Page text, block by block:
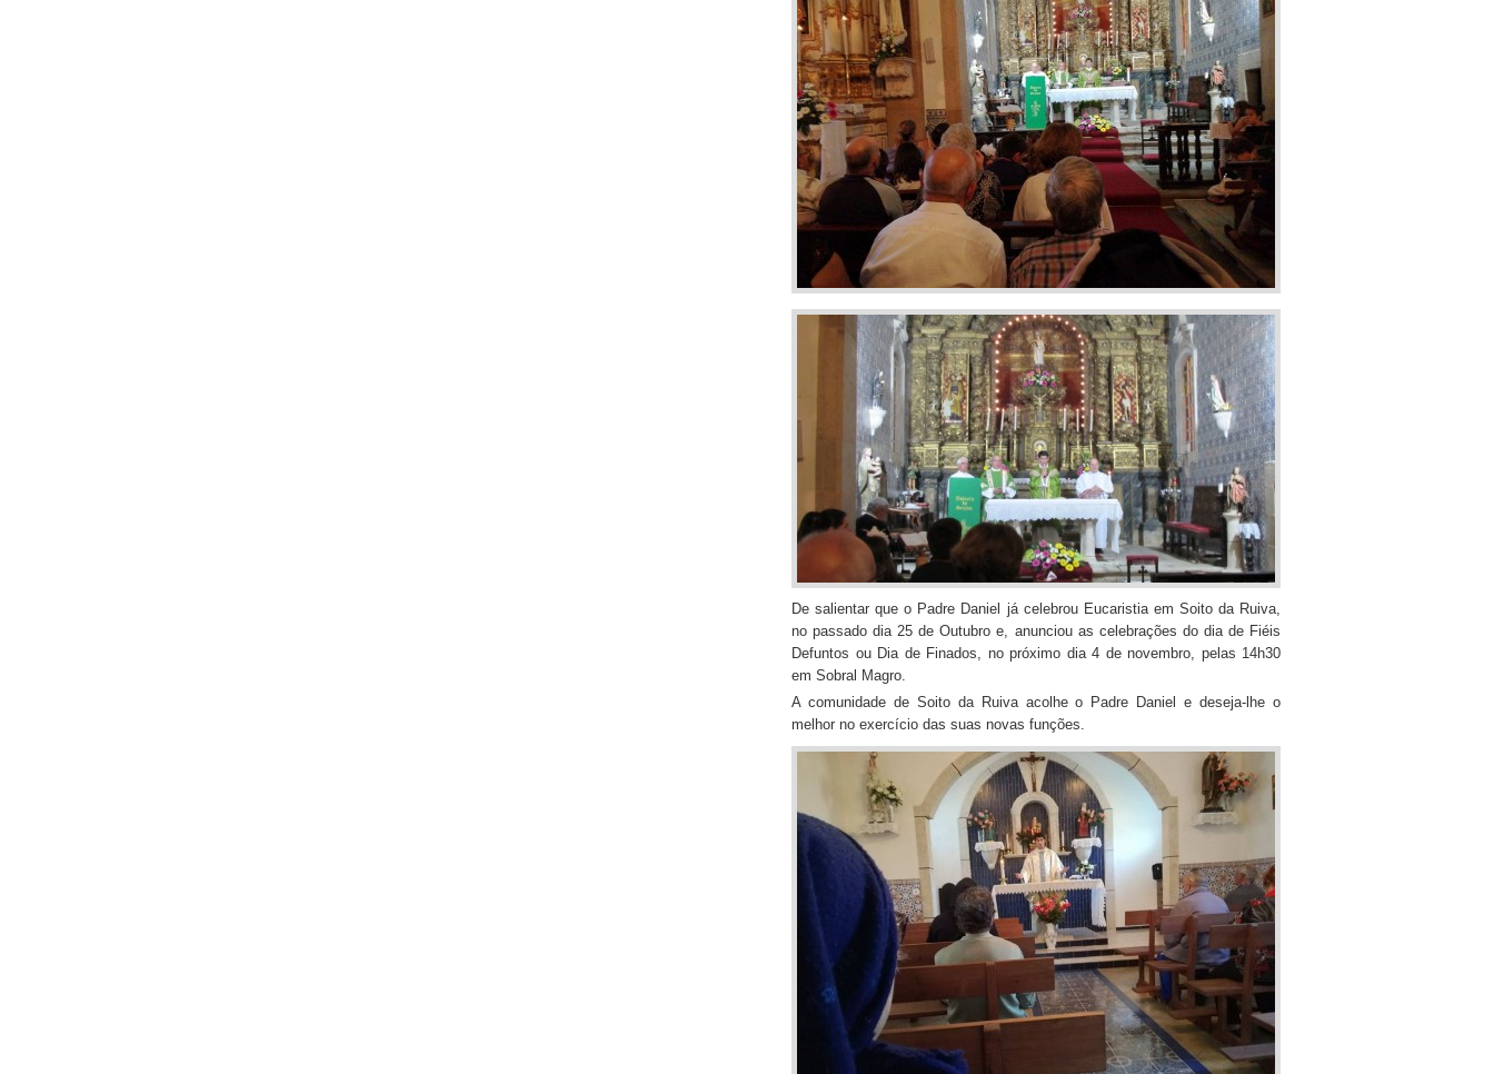
De salientar que o Padre Daniel já celebrou Eucaristia em Soito da Ruiva,
no passado dia 25 de Outubro e, anunciou as celebrações do dia de Fiéis
Defuntos ou Dia de Finados, no próximo dia 4 de novembro, pelas 14h30
em Sobral Magro.
A comunidade de Soito da Ruiva acolhe o Padre Daniel e deseja-lhe o
melhor no exercício das suas novas funções.